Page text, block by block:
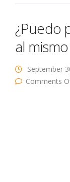
¿Puedo
al
September
Comments